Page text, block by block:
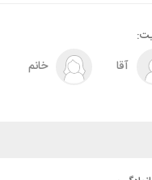
آقا خانم